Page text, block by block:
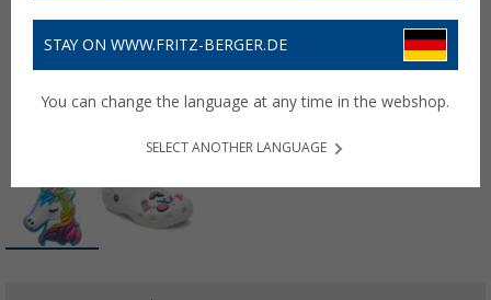
STAY ON WWW.FRITZ-BERGER.DE
You can change the language at any time in the webshop.
SELECT ANOTHER LANGUAGE